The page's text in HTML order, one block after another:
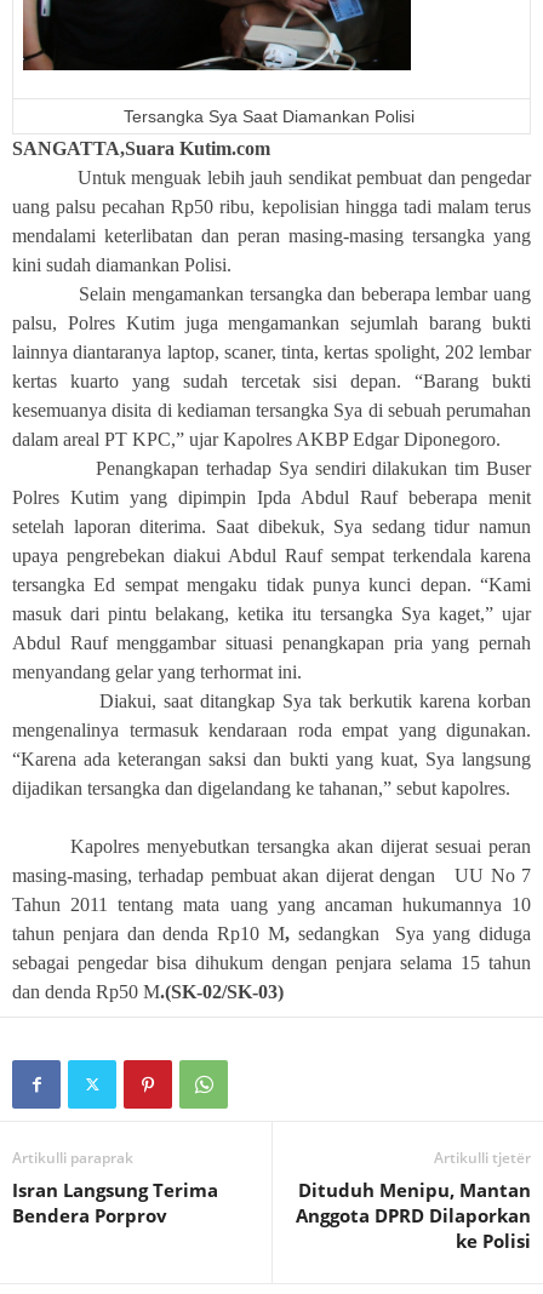
Tersangka Sya Saat Diamankan Polisi
SANGATTA,Suara Kutim.com
Untuk menguak lebih jauh sendikat pembuat dan pengedar
uang palsu pecahan Rp50 ribu, kepolisian hingga tadi malam terus
mendalami keterlibatan dan peran masing-masing tersangka yang
kini sudah diamankan Polisi.
Selain mengamankan tersangka dan beberapa lembar uang
palsu, Polres Kutim juga mengamankan sejumlah barang bukti
lainnya diantaranya laptop, scaner, tinta, kertas spolight, 202 lembar
kertas kuarto yang sudah tercetak sisi depan. “Barang bukti
kesemuanya disita di kediaman tersangka Sya di sebuah perumahan
dalam areal PT KPC,” ujar Kapolres AKBP Edgar Diponegoro.
Penangkapan terhadap Sya sendiri dilakukan tim Buser
Polres Kutim yang dipimpin Ipda Abdul Rauf beberapa menit
setelah laporan diterima. Saat dibekuk, Sya sedang tidur namun
upaya pengrebekan diakui Abdul Rauf sempat terkendala karena
tersangka Ed sempat mengaku tidak punya kunci depan. “Kami
masuk dari pintu belakang, ketika itu tersangka Sya kaget,” ujar
Abdul Rauf menggambar situasi penangkapan pria yang pernah
menyandang gelar yang terhormat ini.
Diakui, saat ditangkap Sya tak berkutik karena korban
mengenalinya termasuk kendaraan roda empat yang digunakan.
“Karena ada keterangan saksi dan bukti yang kuat, Sya langsung
dijadikan tersangka dan digelandang ke tahanan,” sebut kapolres.
Kapolres menyebutkan tersangka akan dijerat sesuai peran
masing-masing, terhadap pembuat akan dijerat dengan UU No 7
Tahun 2011 tentang mata uang yang ancaman hukumannya 10
tahun penjara dan denda Rp10 M, sedangkan Sya yang diduga
sebagai pengedar bisa dihukum dengan penjara selama 15 tahun
dan denda Rp50 M.(SK-02/SK-03)
Artikulli paraprak
Isran Langsung Terima
Bendera Porprov
Artikulli tjetër
Dituduh Menipu, Mantan
Anggota DPRD Dilaporkan
ke Polisi